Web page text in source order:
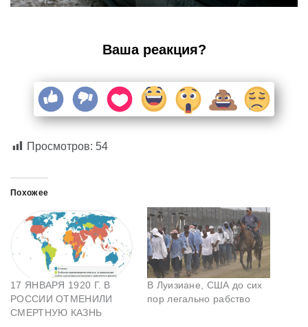
Ваша реакция?
Просмотров: 54
Похожее
17 ЯНВАРЯ 1920 Г. В
РОССИИ ОТМЕНИЛИ
СМЕРТНУЮ КАЗНЬ
В Луизиане, США до сих
пор легально рабство